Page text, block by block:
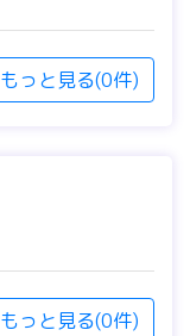
もっと見る(0件)
もっと見る(0件)